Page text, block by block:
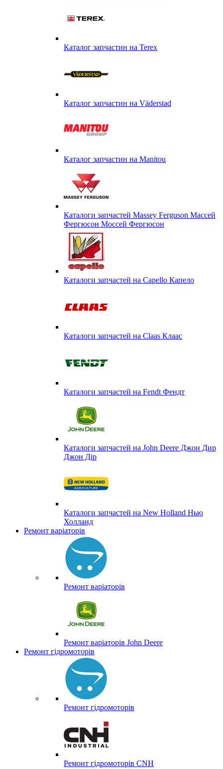
Каталог запчастин на Terex
Каталог запчастин на Väderstad
Каталог запчастин на Маnitou
Каталоги запчастей Massey Ferguson Массей
Фергюсон Моссей Фергюсон
Каталоги запчастей на Capello Капело
Каталоги запчастей на Claas Клаас
Каталоги запчастей на Fendt Фендт
Каталоги запчастей на John Deere Джон Дир
Джон Дір
Каталоги запчастей на New Holland Нью
Холланд
Ремонт варіаторів
Ремонт варіаторів
Ремонт варіаторів John Deere
Ремонт гідромоторів
Ремонт гідромоторів
Ремонт гідромоторів CNH